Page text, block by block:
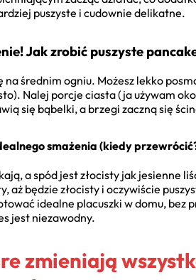
puszyste i cudownie delikatne.
Jak zrobić puszyste
na średnim ogniu. Możesz lekko
Nalej porcje ciasta (ja używam
się bąbelki, a brzegi zaczną się
smażenia (kiedy
a spód jest złocisty jak jesienne
aż będzie złocisty i oczywiście
idealne placuszki w domu, bez
jest niezawodny.
zmieniają